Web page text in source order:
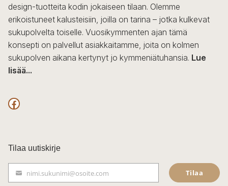
design-tuotteita kodin jokaiseen tilaan. Olemme
erikoistuneet kalusteisiin, joilla on tarina – jotka kulkevat
sukupolvelta toiselle. Vuosikymmenten ajan tämä
konsepti on palvellut asiakkaitamme, joita on kolmen
sukupolven aikana kertynyt jo kymmeniätuhansia. Lue
lisää...
F
c
e
b
Tilaa uutiskirje
nimi.sukunimi@osoite.com Tilaa